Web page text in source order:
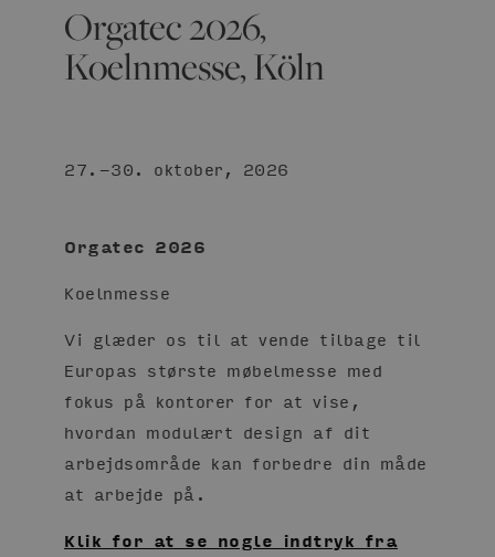
Orgatec 2026,
Koelnmesse, Köln
27.-30. oktober, 2026
Orgatec 2026
Koelnmesse
Vi glæder os til at vende tilbage til
Europas største møbelmesse med
fokus på kontorer for at vise,
hvordan modulært design af dit
arbejdsområde kan forbedre din måde
at arbejde på.
Klik for at se nogle indtryk fra